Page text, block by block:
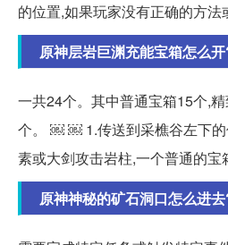
的位置,如果玩家没有正确的方法
原神层岩巨渊充能宝箱怎么
一共24个。其中普通宝箱15个,
个。 ￼ ￼ 1.传送到采樵谷左下的
素或大剑攻击岩柱,一个普通的
原神神秘的矿石洞口怎么进